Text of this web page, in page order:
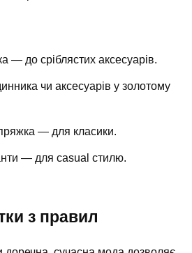
— до сріблястих аксесуарів.
чи аксесуарів у золотому
— для класики.
— для casual стилю.
з правил